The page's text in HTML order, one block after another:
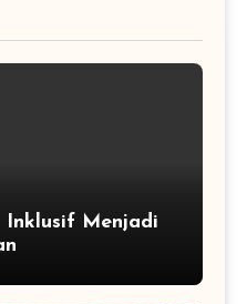
Inklusif Menjadi